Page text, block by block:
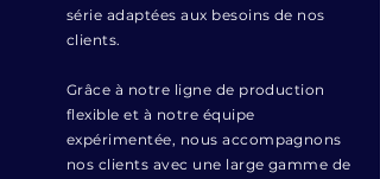
série adaptées aux besoins de nos
clients.
Grâce à notre ligne de production
flexible et à notre équipe
expérimentée, nous accompagnons
nos clients avec une large gamme de